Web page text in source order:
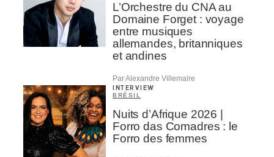
L’Orchestre du CNA au
Domaine Forget : voyage
entre musiques
allemandes, britanniques
et andines
Par Alexandre Villemaire
INTERVIEW
BRÉSIL
Nuits d’Afrique 2026 |
Forro das Comadres : le
Forro des femmes